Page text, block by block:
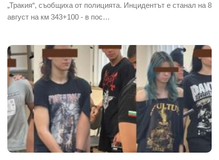
„Тракия“, съобщиха от полицията. Инцидентът е станал на 8
август на км 343+100 - в пос…